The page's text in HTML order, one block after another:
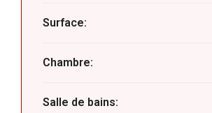
Surface:
Chambre:
Salle de bains: